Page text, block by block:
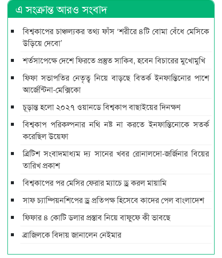
এ সংক্রান্ত আরও সংবাদ
বিশ্বকাপের চাঞ্চল্যকর তথ্য ফাঁস ‘শরীরে ৪টি বোমা বেঁধে মেসিকে
উড়িয়ে দেবো’
শর্তসাপেক্ষে দেশে ফিরতে প্রস্তুত সাকিব, হবেন বিচারের মুখোমুখি
ফিফা সভাপতির নেতৃত্ব নিয়ে বাড়ছে বিতর্ক ইনফান্তিনোর পাশে
আর্জেন্টিনা-মেক্সিকো
চূড়ান্ত হলো ২০২৭ ওয়ানডে বিশ্বকাপ বাছাইয়ের দিনক্ষণ
বিশ্বকাপ পরিকল্পনার নথি নষ্ট না করতে ইনফান্তিনোকে সতর্ক
করেছিল উয়েফা
ব্রিটিশ সংবাদমাধ্যম দ্য সানের খবর রোনালদো-জর্জিনার বিয়ের
তারিখ প্রকাশ
বিশ্বকাপের পর মেসির ফেরার ম্যাচে ড্র করল মায়ামি
সাফ চ্যাম্পিয়নশিপের ড্র প্রতিপক্ষ হিসেবে কাদের পেল বাংলাদেশ
ফিফার ৪ কোটি ডলার প্রস্তাব নিয়ে বাফুফে কী ভাবছে
ব্রাজিলকে বিদায় জানালেন নেইমার